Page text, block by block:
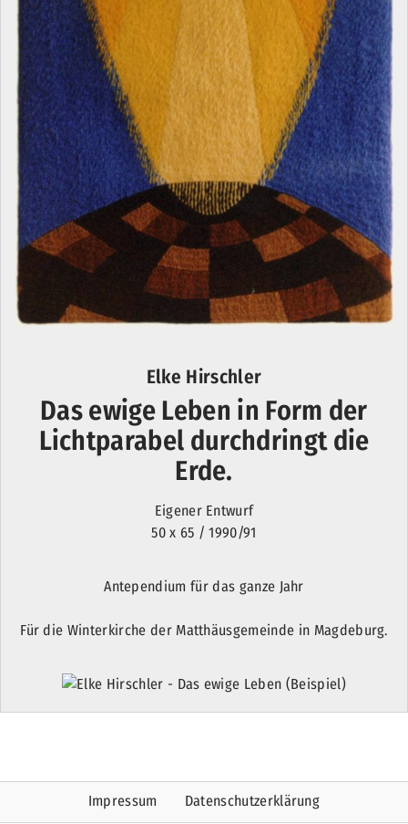
Elke Hirschler
Das ewige Leben in Form der
Lichtparabel durchdringt die
Erde.
Eigener Entwurf
50 x 65 / 1990/91
Antependium für das ganze Jahr
Für die Winterkirche der Matthäusgemeinde in Magdeburg.
Impressum Datenschutzerklärung